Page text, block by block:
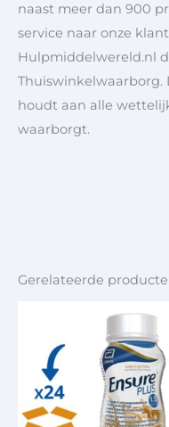
naast meer dan 900
service naar onze
Hulpmiddelwereld.nl
houdt aan alle
waarborgt.
Gerelateerde